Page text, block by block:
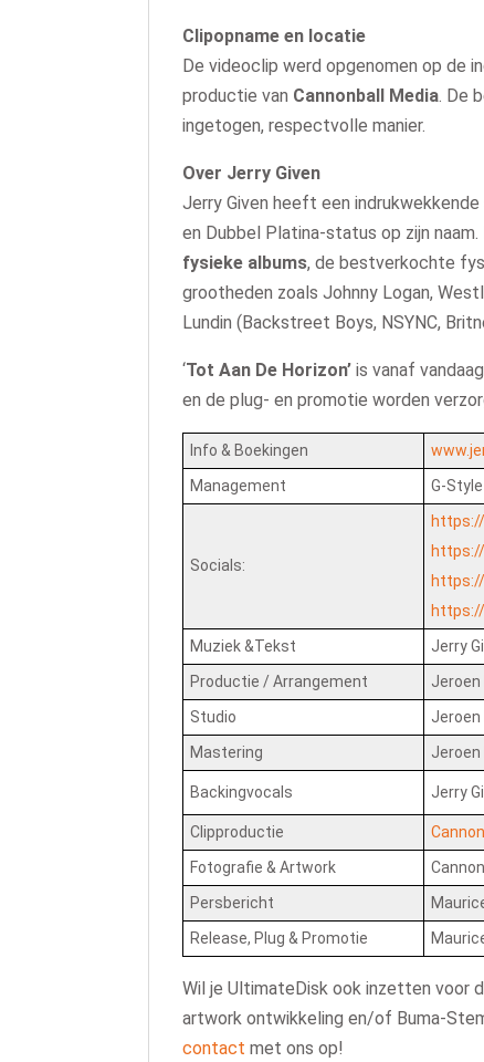
Clipopname en locatie
De videoclip werd opgenomen op de
productie van Cannonball Media . De
ingetogen, respectvolle manier.
Over Jerry Given
Jerry Given heeft een
en Dubbel Platina‑status op zijn
fysieke albums, de bestverkochte
grootheden zoals Johnny Logan,
Lundin (Backstreet Boys, NSYNC,
‘Tot Aan De Horizon’ is vanaf
en de plug- en promotie worden
Info & Boekingen
Management
G-
Socials:
Muziek &Tekst
Jerry
Productie / Arrangement
Jeroen
Studio
Jeroen
Mastering
Jeroen
Backingvocals Jerry
Clipproductie
Fotografie & Artwork
Persbericht
Release, Plug & Promotie
Wil je UltimateDisk ook inzetten voor
artwork ontwikkeling en/of Buma-
contact met ons op!